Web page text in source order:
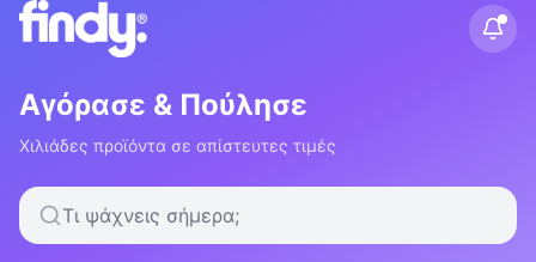
Αγόρασε & Πούλησε
Χιλιάδες προϊόντα σε απίστευτες τιμές